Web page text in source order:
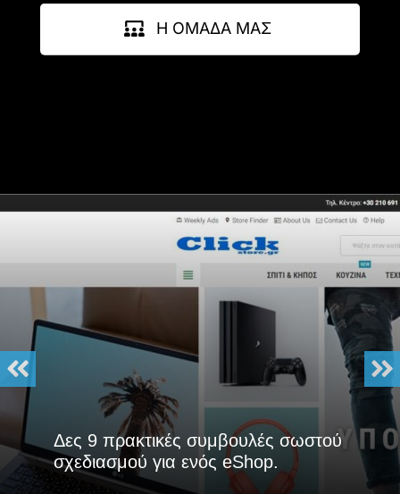
Η ΟΜΑΔΑ ΜΑΣ
Δες 9 πρακτικές συμβουλές σωστού
σχεδιασμού για ενός eShop.